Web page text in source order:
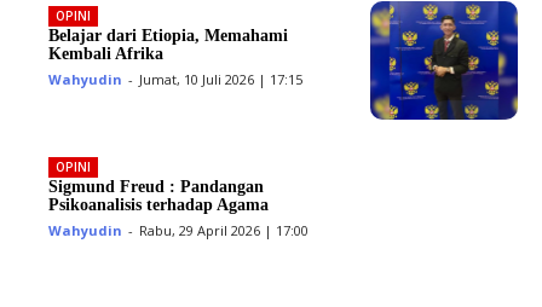
OPINI
Belajar dari Etiopia, Memahami
Kembali Afrika
Wahyudin - Jumat, 10 Juli 2026 | 17:15
OPINI
Sigmund Freud : Pandangan
Psikoanalisis terhadap Agama
Wahyudin - Rabu, 29 April 2026 | 17:00